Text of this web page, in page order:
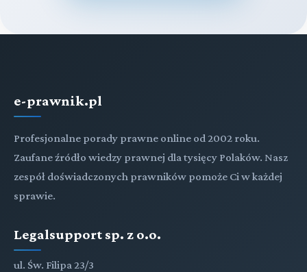
e-prawnik.pl
Profesjonalne porady prawne online od 2002 roku.
Zaufane źródło wiedzy prawnej dla tysięcy Polaków. Nasz
zespół doświadczonych prawników pomoże Ci w każdej
sprawie.
Legalsupport sp. z o.o.
ul. Św. Filipa 23/3